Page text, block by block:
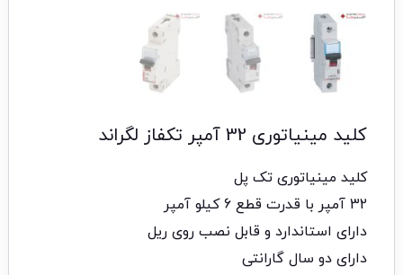
کلید مینیاتوری 32 آمپر تکفاز لگراند
کلید مینیاتوری تک پل
32 آمپر با قدرت قطع 6 کیلو آمپر
دارای استاندارد و قابل نصب روی ریل
دارای دو سال گارانتی